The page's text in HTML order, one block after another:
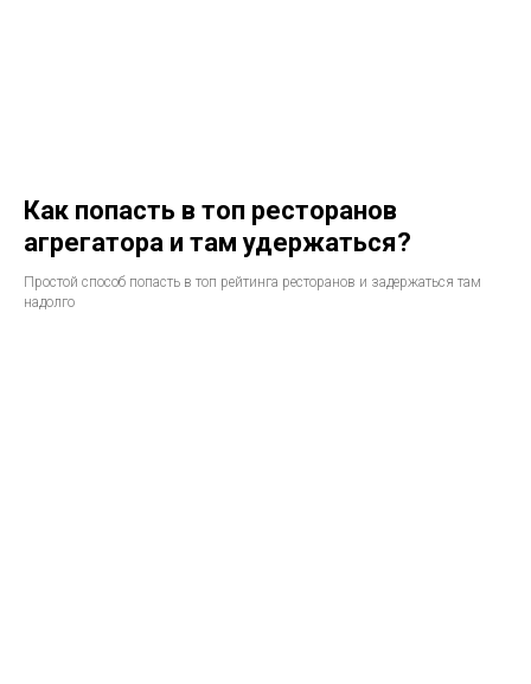
Как попасть в топ ресторанов
агрегатора и там удержаться?
Простой способ попасть в топ рейтинга ресторанов и задержаться там
надолго